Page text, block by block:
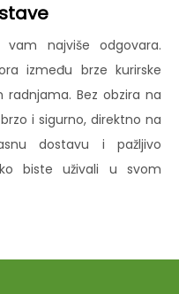
najviše odgovara.
između brze kurirske
Bez obzira na
i sigurno, direktno na
dostavu i pažljivo
biste uživali u svom